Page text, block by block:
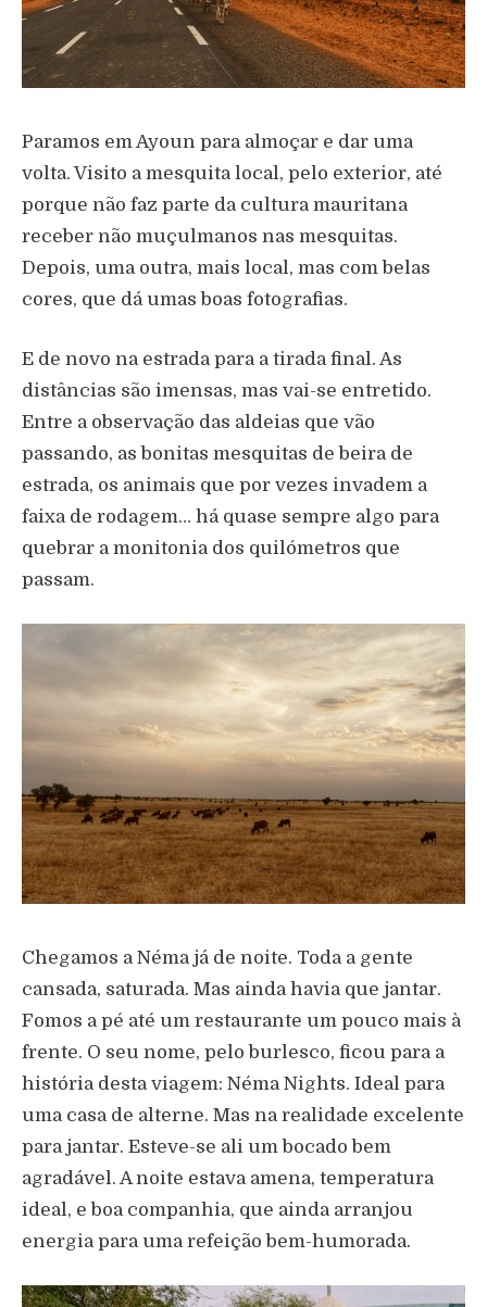
Paramos em Ayoun para almoçar e dar uma
volta. Visito a mesquita local, pelo exterior, até
porque não faz parte da cultura mauritana
receber não muçulmanos nas mesquitas.
Depois, uma outra, mais local, mas com belas
cores, que dá umas boas fotografias.
E de novo na estrada para a tirada final. As
distâncias são imensas, mas vai-se entretido.
Entre a observação das aldeias que vão
passando, as bonitas mesquitas de beira de
estrada, os animais que por vezes invadem a
faixa de rodagem… há quase sempre algo para
quebrar a monitonia dos quilómetros que
passam.
Chegamos a Néma já de noite. Toda a gente
cansada, saturada. Mas ainda havia que jantar.
Fomos a pé até um restaurante um pouco mais à
frente. O seu nome, pelo burlesco, ficou para a
história desta viagem: Néma Nights. Ideal para
uma casa de alterne. Mas na realidade excelente
para jantar. Esteve-se ali um bocado bem
agradável. A noite estava amena, temperatura
ideal, e boa companhia, que ainda arranjou
energia para uma refeição bem-humorada.